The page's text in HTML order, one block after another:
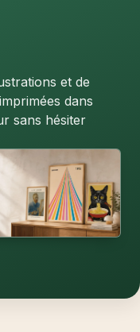
et de
dans
sans hésiter